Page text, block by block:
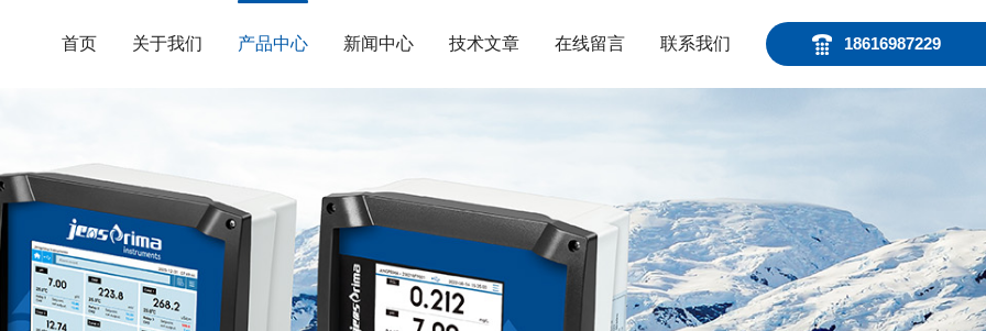
18616987229
首页 关于我们 产品中心 新闻中心 技术文章 在线留言 联系我们